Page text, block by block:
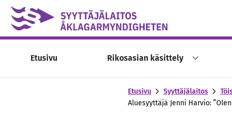
Skip to content -saavutettavuusohje
Etusivu Rikosasian käsittely
Etusivu Syyttäjälaitos
Aluesyyttäjä Jenni Harvio: